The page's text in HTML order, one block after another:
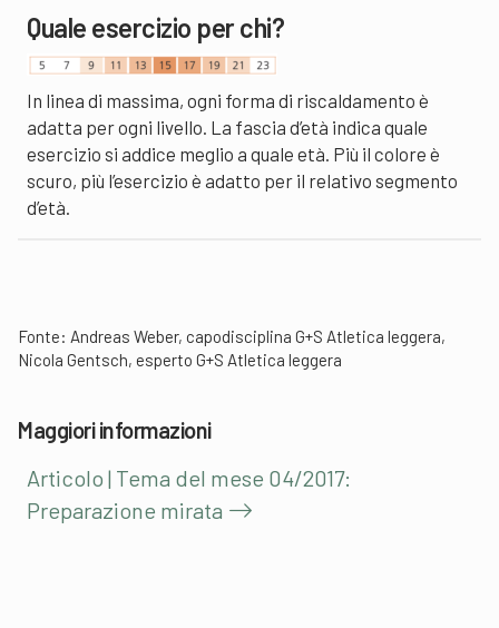
Quale esercizio per chi?
In linea di massima, ogni forma di riscaldamento è
adatta per ogni livello. La fascia d’età indica quale
esercizio si addice meglio a quale età. Più il colore è
scuro, più l’esercizio è adatto per il relativo segmento
d’età.
Fonte: Andreas Weber, capodisciplina G+S Atletica leggera,
Nicola Gentsch, esperto G+S Atletica leggera
Maggiori informazioni
Articolo | Tema del mese 04/2017:
Preparazione mirata